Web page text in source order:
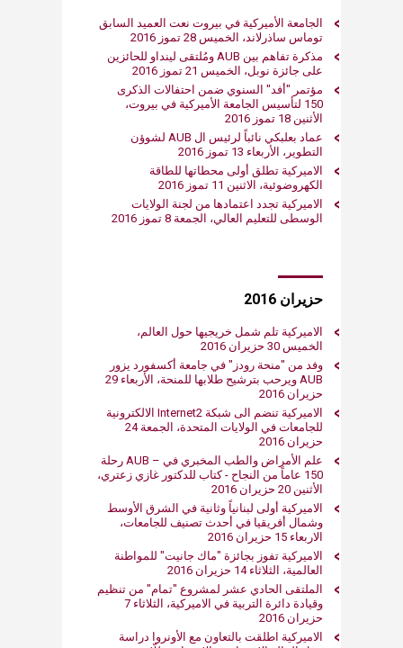
الجامعة الأميركية في بيروت نعت العميد السابق
توماس ساذرلاند، الخميس 28 تموز 2016
مذكرة تفاهم بين AUB ومُلتقى لينداو للحائزين
على جائزة نوبل، الخميس 21 تموز 2016
مؤتمر "أفد" السنوي ضمن احتفالات الذكرى
150 لتأسيس الجامعة الأميركية في بيروت،
الأثنين 18 تموز 2016
عماد بعلبكي نائباً لرئيس ال AUB لشوؤن
التطوير، الأربعاء 13 تموز 2016
الاميركية تطلق أولى محطاتها للطاقة
الكهروضوئية، الاثنين 11 تموز 2016
الاميركية تجدد اعتمادها من لجنة الولايات
الوسطى للتعليم العالي، الجمعة 8 تموز 2016
حزيران 2016
الاميركية تلم شمل خريجيها حول العالم،
الخميس 30 حزيران 2016
وفد من "منحة رودز" في جامعة أكسفورد يزور
AUB ويرحب بترشيح طلابها للمنحة، الأربعاء 29
حزيران 2016
الاميركية تنضم الى شبكة Internet2 الالكترونية
للجامعات في الولايات المتحدة، الجمعة 24
حزيران 2016
علم الأمراض والطب المخبري في – AUB رحلة
150 عاماً من النجاح - كتاب للدكتور غازي زعتري،
الأثنين 20 حزيران 2016
الاميركية أولى لبنانياً وثانية في الشرق الأوسط
وشمال أفريقيا في أحدث تصنيف للجامعات،
الاربعاء 15 حزيران 2016
الاميركية تفوز بجائزة "ماك جانيت" للمواطنة
العالمية، الثلاثاء 14 حزيران 2016
الملتقى الحادي عشر لمشروع "تمام" من تنظيم
وقيادة دائرة التربية في الاميركية، الثلاثاء 7
حزيران 2016
الاميركية اطلقت بالتعاون مع الأونروا دراسة